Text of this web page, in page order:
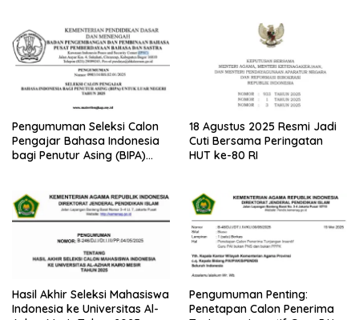
Pengumuman Seleksi Calon
Pengajar Bahasa Indonesia
bagi Penutur Asing (BIPA)
18 Agustus 2025 Resmi Jadi
Cuti Bersama Peringatan
HUT ke-80 RI
Hasil Akhir Seleksi Mahasiswa
Indonesia ke Universitas Al-
Pengumuman Penting:
Penetapan Calon Penerima